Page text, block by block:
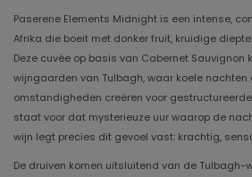
Paserene Elements Midnight is een intense,
Afrika die boeit met donker fruit, kruidige
Deze cuvée op basis van Cabernet Sauvignon
wijngaarden van Tulbagh, waar koele
omstandigheden creëren voor
staat voor dat mysterieuze uur waarop de
wijn legt precies dit gevoel vast: krachtig,
De druiven komen uitsluitend van de Tulbagh-